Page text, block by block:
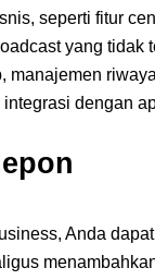
seperti fitur
yang tidak
manajemen
dengan
Anda